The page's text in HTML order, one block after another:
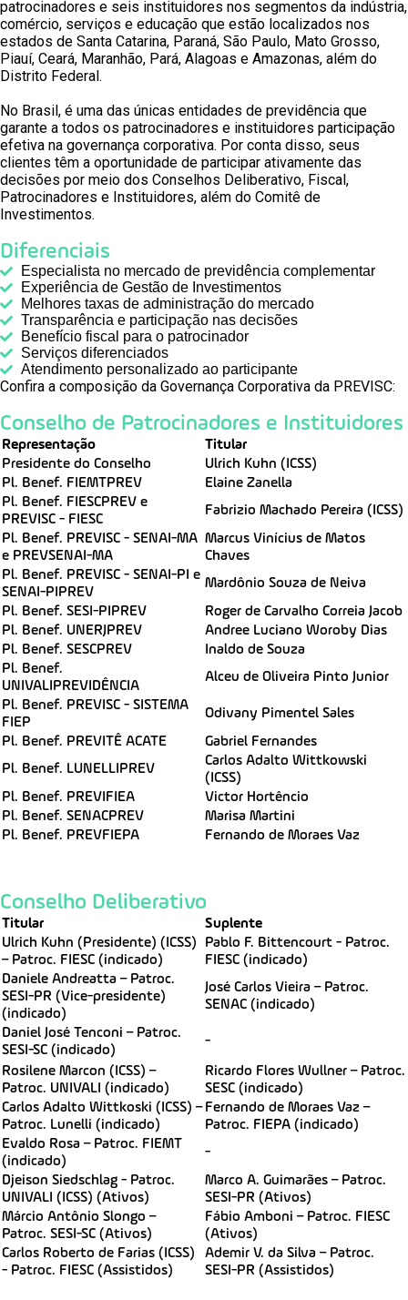
patrocinadores e seis instituidores nos segmentos da indústria,
comércio, serviços e educação que estão localizados nos
estados de Santa Catarina, Paraná, São Paulo, Mato Grosso,
Piauí, Ceará, Maranhão, Pará, Alagoas e Amazonas, além do
Distrito Federal.
No Brasil, é uma das únicas entidades de previdência que
garante a todos os patrocinadores e instituidores participação
efetiva na governança corporativa. Por conta disso, seus
clientes têm a oportunidade de participar ativamente das
decisões por meio dos Conselhos Deliberativo, Fiscal,
Patrocinadores e Instituidores, além do Comitê de
Investimentos.
Diferenciais
Especialista no mercado de previdência complementar
Experiência de Gestão de Investimentos
Melhores taxas de administração do mercado
Transparência e participação nas decisões
Benefício fiscal para o patrocinador
Serviços diferenciados
Atendimento personalizado ao participante
Confira a composição da Governança Corporativa da PREVISC:
Conselho de Patrocinadores e Instituidores
Representação
Titular
Presidente do Conselho
Ulrich Kuhn (ICSS)
Pl. Benef. FIEMTPREV
Elaine Zanella
Pl. Benef. FIESCPREV e
PREVISC - FIESC
Fabrizio Machado Pereira (ICSS)
Pl. Benef. PREVISC - SENAI-MA
e PREVSENAI-MA
Marcus Vinícius de Matos
Chaves
Pl. Benef. PREVISC - SENAI-PI e
SENAI-PIPREV
Mardônio Souza de Neiva
Pl. Benef. SESI-PIPREV
Roger de Carvalho Correia Jacob
Pl. Benef. UNERJPREV
Andree Luciano Woroby Dias
Pl. Benef. SESCPREV
Inaldo de Souza
Pl. Benef.
UNIVALIPREVIDÊNCIA
Alceu de Oliveira Pinto Junior
Pl. Benef. PREVISC - SISTEMA
FIEP
Odivany Pimentel Sales
Pl. Benef. PREVITÊ ACATE
Gabriel Fernandes
Pl. Benef. LUNELLIPREV
Carlos Adalto Wittkowski
(ICSS)
Pl. Benef. PREVIFIEA
Victor Hortêncio
Pl. Benef. SENACPREV
Marisa Martini
Pl. Benef. PREVFIEPA
Fernando de Moraes Vaz
Conselho Deliberativo
Titular
Suplente
Ulrich Kuhn (Presidente) (ICSS)
– Patroc. FIESC (indicado)
Pablo F. Bittencourt - Patroc.
FIESC (indicado)
Daniele Andreatta – Patroc.
SESI-PR (Vice-presidente)
(indicado)
José Carlos Vieira – Patroc.
SENAC (indicado)
Daniel José Tenconi – Patroc.
SESI-SC (indicado)
-
Rosilene Marcon (ICSS) –
Patroc. UNIVALI (indicado)
Ricardo Flores Wullner – Patroc.
SESC (indicado)
Carlos Adalto Wittkoski (ICSS) –
Patroc. Lunelli (indicado)
Fernando de Moraes Vaz –
Patroc. FIEPA (indicado)
Evaldo Rosa – Patroc. FIEMT
(indicado)
-
Djeison Siedschlag - Patroc.
UNIVALI (ICSS) (Ativos)
Marco A. Guimarães – Patroc.
SESI-PR (Ativos)
Márcio Antônio Slongo –
Patroc. SESI-SC (Ativos)
Fábio Amboni – Patroc. FIESC
(Ativos)
Carlos Roberto de Farias (ICSS)
- Patroc. FIESC (Assistidos)
Ademir V. da Silva – Patroc.
SESI-PR (Assistidos)